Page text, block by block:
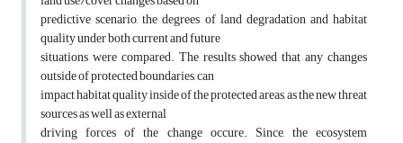
predictive scenario, the degrees of land degradation and habitat
quality under both current and future
situations were compared. The results showed that any changes
outside of protected boundaries, can
impact habitat quality inside of the protected areas, as the new threat
sources as well as external
driving forces of the change occure. Since, the ecosystem